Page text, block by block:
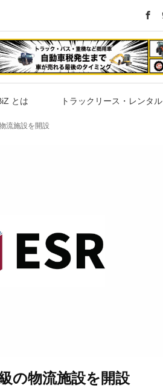
とは トラックリース・レンタル
流施設を開設
の物流施設を開設